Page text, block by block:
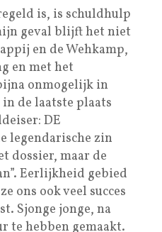
is, is schuldhulp
geval blijft het niet
en de Wehkamp,
en met het
onmogelijk in
de laatste plaats
DE
legendarische zin
dossier, maar de
Eerlijkheid gebied
ons ook veel succes
Sjonge jonge, na
te hebben gemaakt.